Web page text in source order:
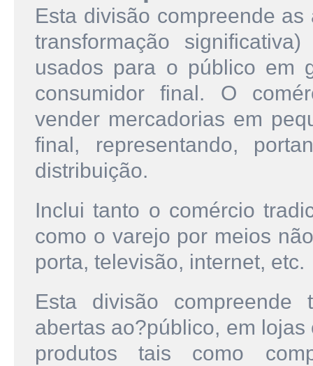
Esta divisão compreende
transformação
usados para o público em
consumidor final. O
vender mercadorias em
final, representando,
distribuição.
Inclui tanto o comércio
como o varejo por meios
porta, televisão, internet, etc.
Esta divisão compreende
abertas ao?público, em
produtos tais como